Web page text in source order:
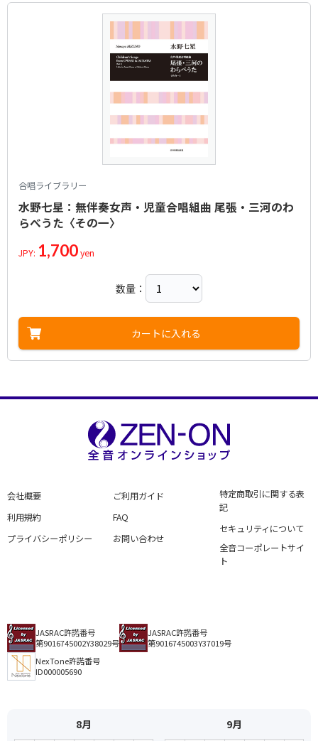
合唱ライブラリー
水野七星：無伴奏女声・児童合唱組曲 尾張・三河のわ
らべうた〈その一〉
JPY: 1,700yen
数量：
カートに入れる
会社概要
利用規約
プライバシーポリシー
ご利用ガイド
FAQ
お問い合わせ
特定商取引に関する表
記
セキュリティについて
全音コーポレートサイ
ト
JASRAC許諾番号
第9016745002Y38029号
JASRAC許諾番号
第9016745003Y37019号
NexTone許諾番号
ID000005690
8月 9月